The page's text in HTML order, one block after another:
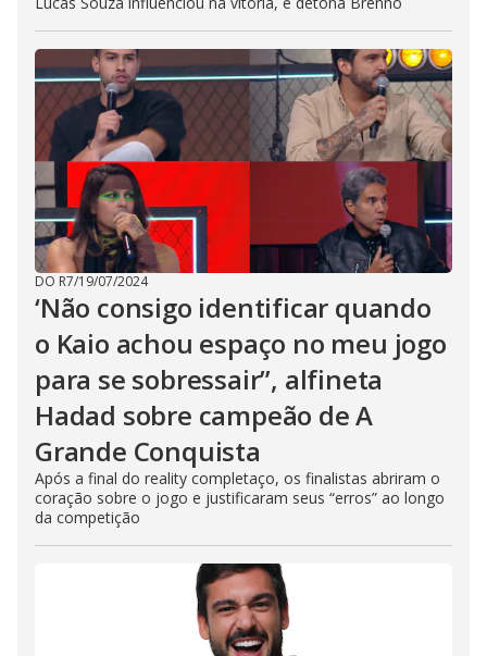
DO R7/19/07/2024
‘Não consigo identificar quando
o Kaio achou espaço no meu jogo
para se sobressair”, alfineta
Hadad sobre campeão de A
Grande Conquista
Após a final do reality completaço, os finalistas abriram o
coração sobre o jogo e justificaram seus “erros” ao longo
da competição